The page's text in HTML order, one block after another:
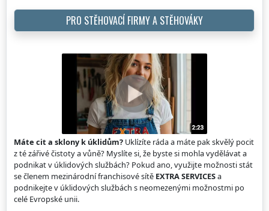
PRO STĚHOVACÍ FIRMY A STĚHOVÁKY
Máte cit a sklony k úklidům? Uklízíte ráda a máte pak skvělý pocit
z té zářivé čistoty a vůně? Myslíte si, že byste si mohla vydělávat a
podnikat v úklidových službách? Pokud ano, využijte možnosti stát
se členem mezinárodní franchisové sítě EXTRA SERVICESa
podnikejte v úklidových službách s neomezenými možnostmi po
celé Evropské unii.